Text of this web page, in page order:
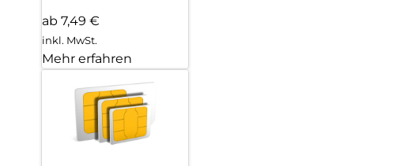
ab 7,49 €
inkl. MwSt.
Mehr erfahren